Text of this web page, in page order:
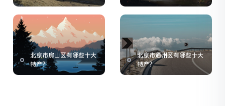
北京市房山区有哪些十大
特产？
北京市通州区有哪些十大
特产？